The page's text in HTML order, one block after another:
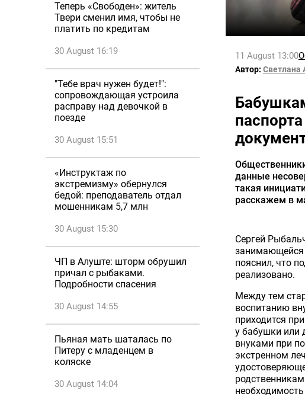
Теперь «Свободен»: житель
Твери сменил имя, чтобы не
платить по кредитам
30 August 16:19
"Тебе врач нужен будет!":
сопровождающая устроила
расправу над девочкой в
поезде
30 August 15:51
«Инструктаж по
экстремизму» обернулся
бедой: преподаватель отдал
мошенникам 5,7 млн
30 August 15:30
ЧП в Алуште: шторм обрушил
причал с рыбаками.
Подробности спасения
30 August 14:55
Пьяная мать шаталась по
Питеру с младенцем в
коляске
30 August 14:04
11 August 13:00
Автор: Светлана
данные
такая
расскажем в
Сергей
занимающейся
пояснил, что
реализовано.
Между тем
воспитанию
приходится
у бабушки или
внуками при
экстренном